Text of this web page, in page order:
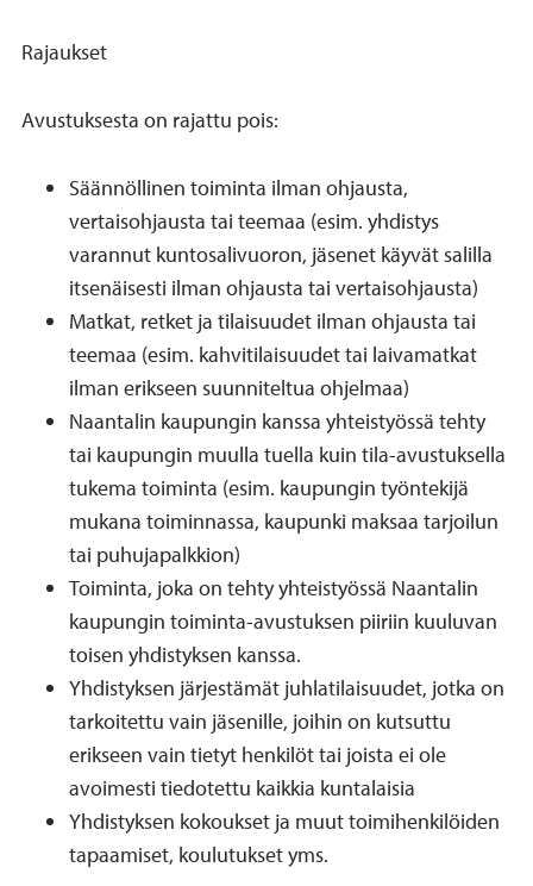
Rajaukset
Avustuksesta on rajattu pois:
Säännöllinen toiminta ilman ohjausta,
vertaisohjausta tai teemaa (esim. yhdistys
varannut kuntosalivuoron, jäsenet käyvät salilla
itsenäisesti ilman ohjausta tai vertaisohjausta)
Matkat, retket ja tilaisuudet ilman ohjausta tai
teemaa (esim. kahvitilaisuudet tai laivamatkat
ilman erikseen suunniteltua ohjelmaa)
Naantalin kaupungin kanssa yhteistyössä tehty
tai kaupungin muulla tuella kuin tila-avustuksella
tukema toiminta (esim. kaupungin työntekijä
mukana toiminnassa, kaupunki maksaa tarjoilun
tai puhujapalkkion)
Toiminta, joka on tehty yhteistyössä Naantalin
kaupungin toiminta-avustuksen piiriin kuuluvan
toisen yhdistyksen kanssa.
Yhdistyksen järjestämät juhlatilaisuudet, jotka on
tarkoitettu vain jäsenille, joihin on kutsuttu
erikseen vain tietyt henkilöt tai joista ei ole
avoimesti tiedotettu kaikkia kuntalaisia
Yhdistyksen kokoukset ja muut toimihenkilöiden
tapaamiset, koulutukset yms.